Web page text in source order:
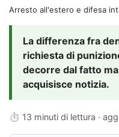
Arresto all'estero e difesa
La differenza fra
richiesta di
decorre dal fatto
acquisisce notizia.
⏱ 13 minuti di lettura ·